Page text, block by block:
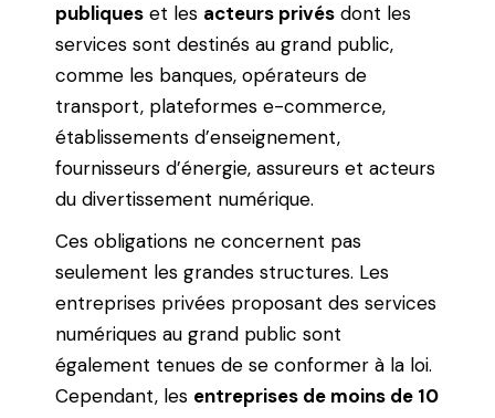
publiques et les acteurs privés dont les
services sont destinés au grand public,
comme les banques, opérateurs de
transport, plateformes e-commerce,
établissements d’enseignement,
fournisseurs d’énergie, assureurs et acteurs
du divertissement numérique.
Ces obligations ne concernent pas
seulement les grandes structures. Les
entreprises privées proposant des services
numériques au grand public sont
également tenues de se conformer à la loi.
Cependant, les entreprises de moins de 10